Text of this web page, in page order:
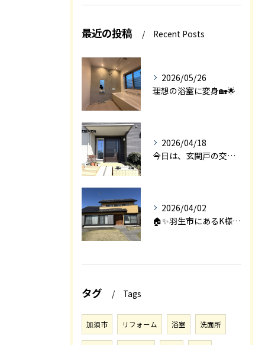
最近の投稿 Recent Posts
2026/05/26
理想の浴室に変身🏡🌟
2026/04/18
今日は、玄関戸の交換工事をご紹介します🚪✨。
2026/04/02
🏠✨羽生市にあるK様邸は、2008年に㈱エアロックで新築され...
タグ Tags
加須市 リフォーム 浴室 洗面所